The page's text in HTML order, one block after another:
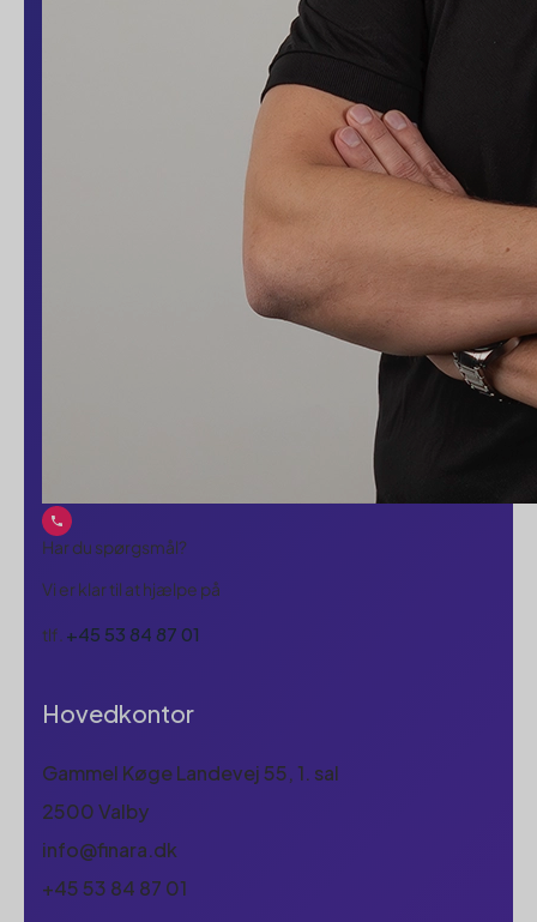
Har du spørgsmål?
Vi er klar til at hjælpe på
tlf. +45 53 84 87 01
Hovedkontor
Gammel Køge Landevej 55, 1. sal
2500 Valby
info@finara.dk
+45 53 84 87 01